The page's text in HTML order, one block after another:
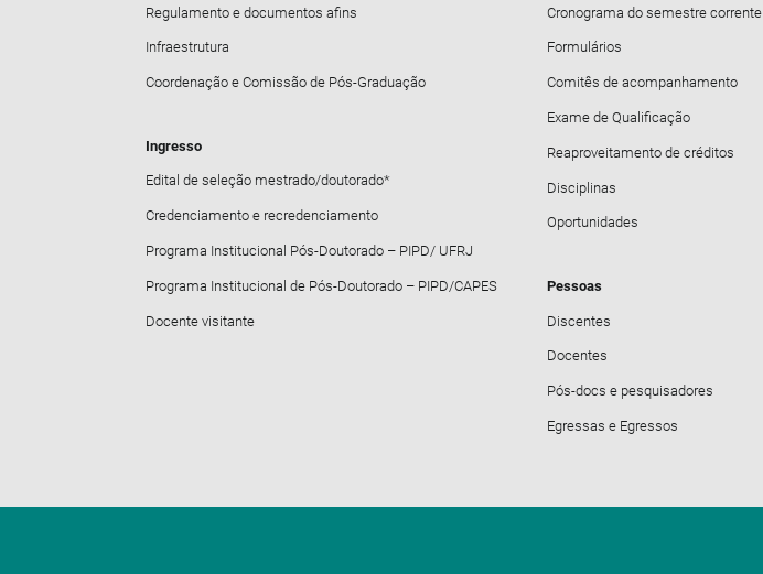
Regulamento e documentos afins
Infraestrutura
Coordenação e Comissão de Pós-Graduação
Ingresso
Edital de seleção mestrado/doutorado*
Credenciamento e recredenciamento
Programa Institucional Pós-Doutorado – PIPD/ UFRJ
Programa Institucional de Pós-Doutorado – PIPD/CAPES
Docente visitante
Cronograma do semestre corrente
Formulários
Comitês de acompanhamento
Exame de Qualificação
Reaproveitamento de créditos
Disciplinas
Oportunidades
Pessoas
Discentes
Docentes
Pós-docs e pesquisadores
Egressas e Egressos